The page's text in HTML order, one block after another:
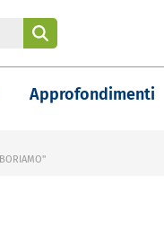
Approfondimenti